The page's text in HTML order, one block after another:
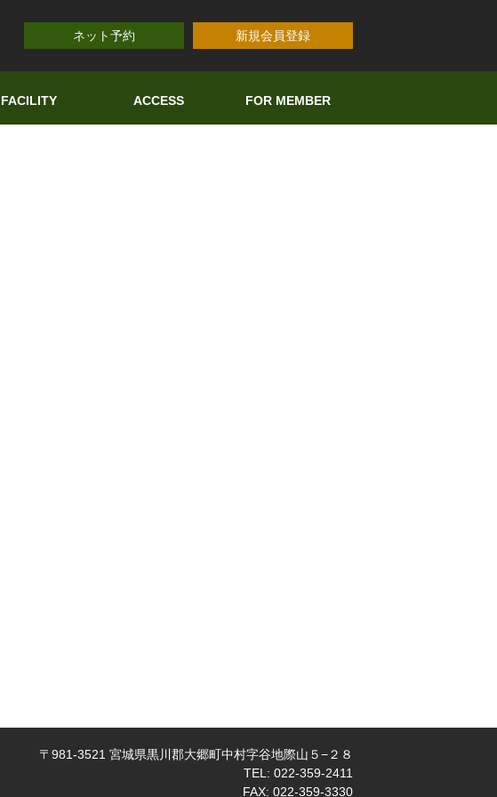
ネット予約 新規会員登録
FACILITY ACCESS FOR MEMBER
〒981-3521 宮城県黒川郡大郷町中村字谷地際山５−２８
TEL: 022-359-2411
FAX: 022-359-3330